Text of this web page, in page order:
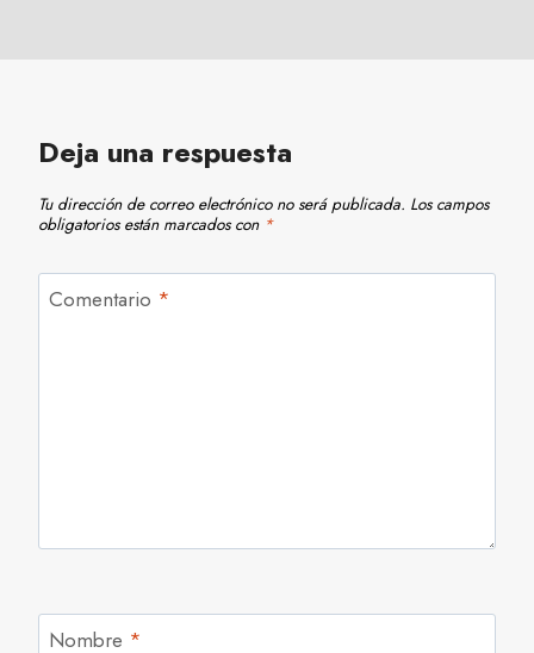
Deja una respuesta
Tu dirección de correo electrónico no será publicada. Los campos
obligatorios están marcados con *
Comentario *
Nombre *